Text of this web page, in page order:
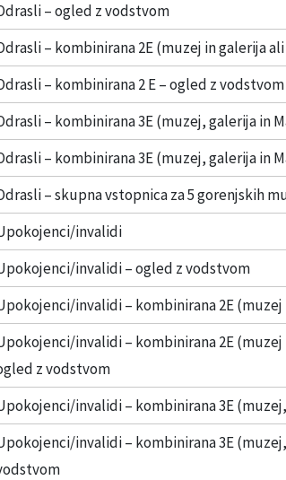
– ogled z vodstvom
– kombinirana 2E (muzej in galerija
– kombinirana 2 E – ogled z vodstvom
– kombinirana 3E (muzej, galerija in
– kombinirana 3E (muzej, galerija in
– skupna vstopnica za 5 gorenjskih
invalidi
invalidi – ogled z vodstvom
invalidi – kombinirana 2E (muzej
invalidi – kombinirana 2E
z vodstvom
invalidi – kombinirana 3E
invalidi – kombinirana 3E